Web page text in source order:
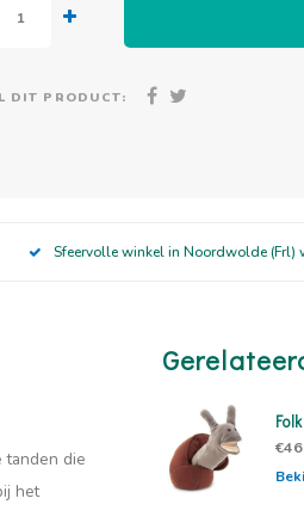
DIT PRODUCT:
Sfeervolle winkel in Noordwolde (Frl)
tanden die
het